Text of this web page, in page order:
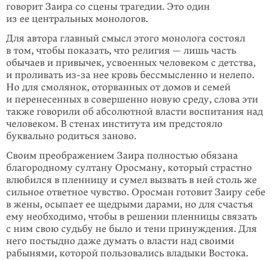
говорит Заира со сцены трагедии. Это один
из ее центральных монологов.
Для автора главный смысл этого монолога состоял
в том, чтобы показать, что религия — лишь часть
обычаев и привычек, усвоенных человеком с детства,
и проливать из-за нее кровь бессмысленно и нелепо.
Но для смолянок, оторванных от домов и семей
и перенесенных в совершенно новую среду, слова эти
также говорили об абсолютной власти воспитания над
человеком. В стенах института им предстояло
буквально родиться заново.
Своим преображением Заира полностью обязана
благородному султану Оросману, который страстно
влюбился в пленницу и сумел вызвать в ней столь же
сильное ответное чувство. Оросман готовит Заиру себе
в жены, осыпает ее щедрыми дарами, но для счастья
ему необходимо, чтобы в решении пленницы связать
с ним свою судьбу не было и тени принуждения. Для
него постыдно даже думать о власти над своими
рабынями, которой пользовались владыки Востока.